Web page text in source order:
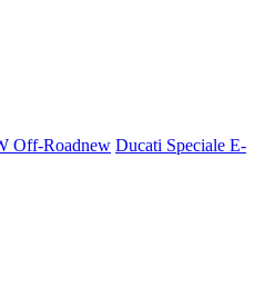
Off-Roadnew Ducati Speciale E-